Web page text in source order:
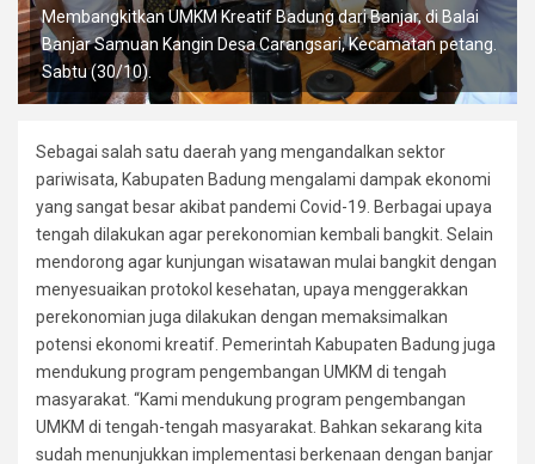
Membangkitkan UMKM Kreatif Badung dari Banjar, di Balai
Banjar Samuan Kangin Desa Carangsari, Kecamatan petang.
Sabtu (30/10).
Sebagai salah satu daerah yang mengandalkan sektor
pariwisata, Kabupaten Badung mengalami dampak ekonomi
yang sangat besar akibat pandemi Covid-19. Berbagai upaya
tengah dilakukan agar perekonomian kembali bangkit. Selain
mendorong agar kunjungan wisatawan mulai bangkit dengan
menyesuaikan protokol kesehatan, upaya menggerakkan
perekonomian juga dilakukan dengan memaksimalkan
potensi ekonomi kreatif. Pemerintah Kabupaten Badung juga
mendukung program pengembangan UMKM di tengah
masyarakat. “Kami mendukung program pengembangan
UMKM di tengah-tengah masyarakat. Bahkan sekarang kita
sudah menunjukkan implementasi berkenaan dengan banjar